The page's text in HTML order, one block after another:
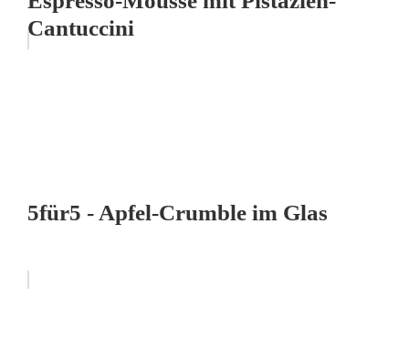
Cantuccini
5für5 - Apfel-Crumble im Glas